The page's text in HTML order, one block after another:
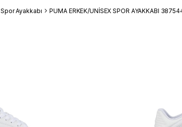
Spor Ayakkabı PUMA ERKEK/UNİSEX SPOR AYAKKABI